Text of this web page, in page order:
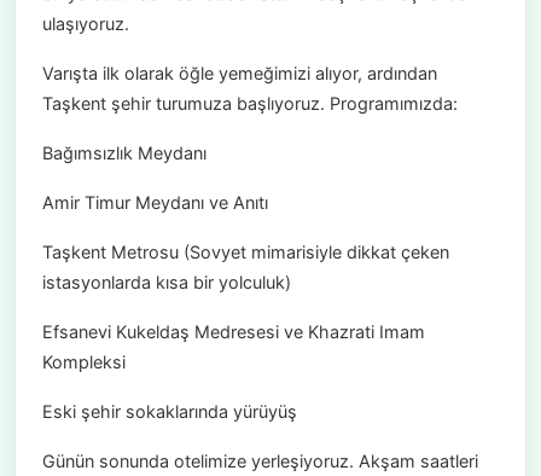
ulaşıyoruz.
Varışta ilk olarak öğle yemeğimizi alıyor, ardından
Taşkent şehir turumuza başlıyoruz. Programımızda:
Bağımsızlık Meydanı
Amir Timur Meydanı ve Anıtı
Taşkent Metrosu (Sovyet mimarisiyle dikkat çeken
istasyonlarda kısa bir yolculuk)
Efsanevi Kukeldaş Medresesi ve Khazrati Imam
Kompleksi
Eski şehir sokaklarında yürüyüş
Günün sonunda otelimize yerleşiyoruz. Akşam saatleri